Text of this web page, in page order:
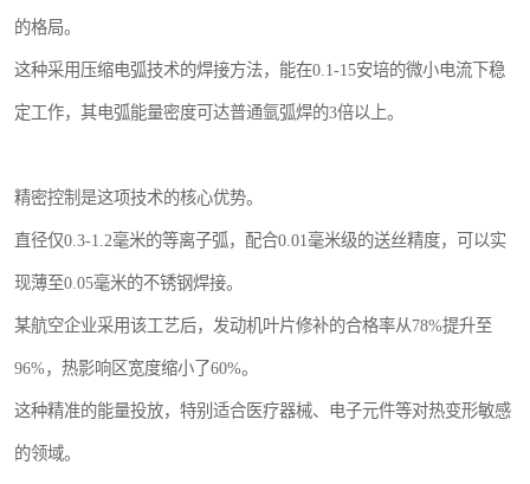
的格局。
这种采用压缩电弧技术的焊接方法，能在0.1-15安培的微小电流下稳
定工作，其电弧能量密度可达普通氩弧焊的3倍以上。
精密控制是这项技术的核心优势。
直径仅0.3-1.2毫米的等离子弧，配合0.01毫米级的送丝精度，可以实
现薄至0.05毫米的不锈钢焊接。
某航空企业采用该工艺后，发动机叶片修补的合格率从78%提升至
96%，热影响区宽度缩小了60%。
这种精准的能量投放，特别适合医疗器械、电子元件等对热变形敏感
的领域。